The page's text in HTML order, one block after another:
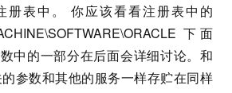
册表中。 你应该看看注册表中的
下面
中的一部分在后面会详细讨论。和
参数和其他的服务一样存贮在同样